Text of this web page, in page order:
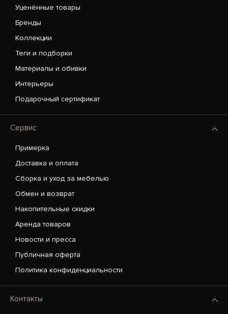
Уценённые товары
Бренды
Коллекции
Теги и подборки
Материалы и обивки
Интерьеры
Подарочный сертификат
Сервис
Примерка
Доставка и оплата
Сборка и уход за мебелью
Обмен и возврат
Накопительные скидки
Аренда товаров
Новости и пресса
Публичная оферта
Политика конфиденциальности
Контакты